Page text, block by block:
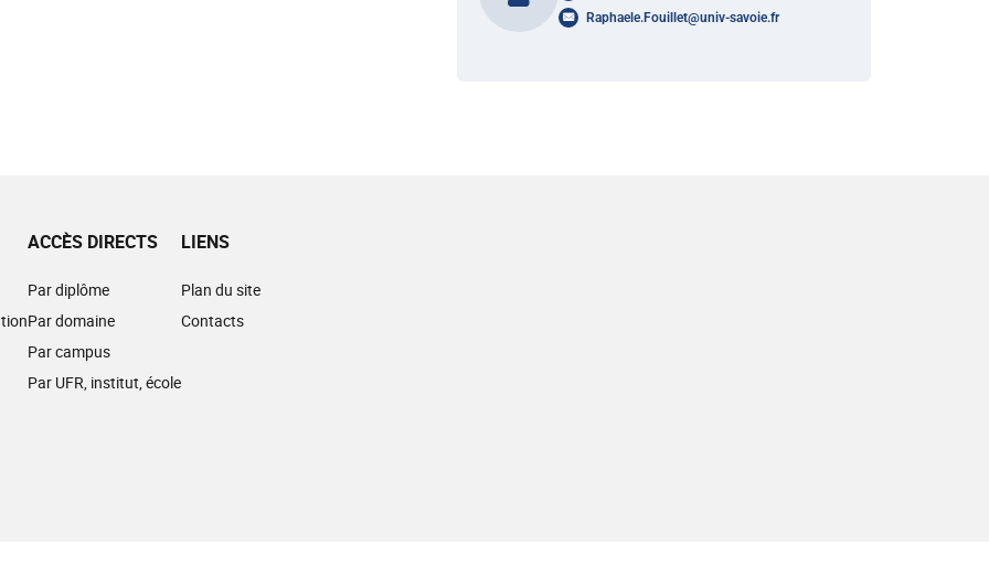
Raphaele.Fouillet@univ-savoie.fr
ACCÈS DIRECTS
Par diplôme
Par domaine
Par campus
Par UFR, institut, école
LIENS
Plan du site
Contacts